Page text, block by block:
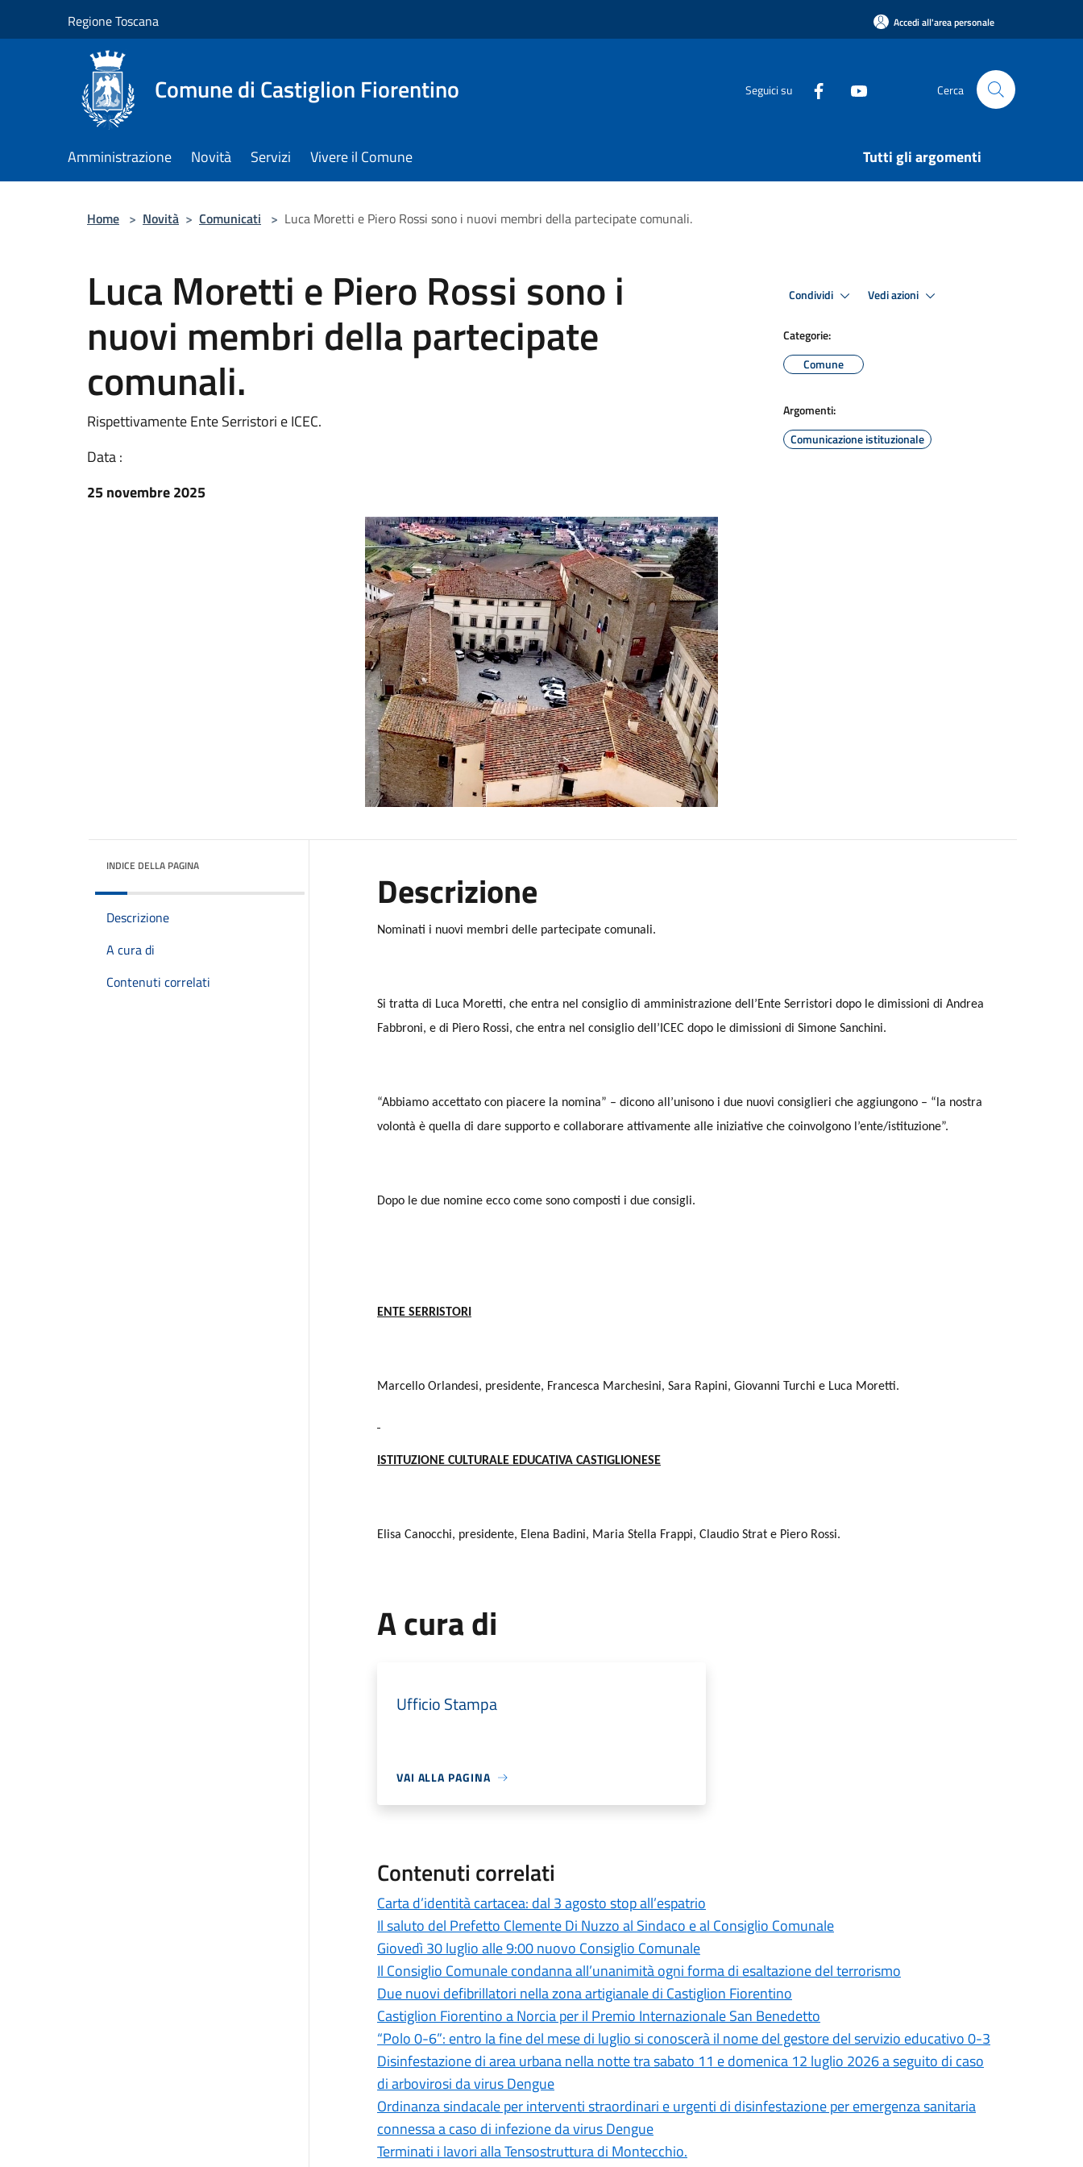
Regione Toscana Accedi all'area personale
Comune di Castiglion Fiorentino Seguici su Cerca
Amministrazione Novità Servizi Vivere il Comune Tutti gli argomenti
Home > Novità > Comunicati > Luca Moretti e Piero Rossi sono i nuovi membri della partecipate comunali.
Luca Moretti e Piero Rossi sono i
nuovi membri della partecipate
comunali.
Rispettivamente Ente Serristori e ICEC.
Data :
25 novembre 2025
Condividi Vedi azioni
Categorie:
Comune
Argomenti:
Comunicazione istituzionale
INDICE DELLA PAGINA
Descrizione
A cura di
Contenuti correlati
Descrizione
Nominati i nuovi membri delle partecipate comunali.
Si tratta di Luca Moretti, che entra nel consiglio di amministrazione dell’Ente Serristori dopo le dimissioni di Andrea
Fabbroni, e di Piero Rossi, che entra nel consiglio dell’ICEC dopo le dimissioni di Simone Sanchini.
“Abbiamo accettato con piacere la nomina” – dicono all’unisono i due nuovi consiglieri che aggiungono – “la nostra
volontà è quella di dare supporto e collaborare attivamente alle iniziative che coinvolgono l’ente/istituzione”.
Dopo le due nomine ecco come sono composti i due consigli.
ENTE SERRISTORI
Marcello Orlandesi, presidente, Francesca Marchesini, Sara Rapini, Giovanni Turchi e Luca Moretti.
ISTITUZIONE CULTURALE EDUCATIVA CASTIGLIONESE
Elisa Canocchi, presidente, Elena Badini, Maria Stella Frappi, Claudio Strat e Piero Rossi.
A cura di
Ufficio Stampa
VAI ALLA PAGINA
Contenuti correlati
Carta d’identità cartacea: dal 3 agosto stop all’espatrio
Il saluto del Prefetto Clemente Di Nuzzo al Sindaco e al Consiglio Comunale
Giovedì 30 luglio alle 9:00 nuovo Consiglio Comunale
Il Consiglio Comunale condanna all’unanimità ogni forma di esaltazione del terrorismo
Due nuovi defibrillatori nella zona artigianale di Castiglion Fiorentino
Castiglion Fiorentino a Norcia per il Premio Internazionale San Benedetto
“Polo 0-6”: entro la fine del mese di luglio si conoscerà il nome del gestore del servizio educativo 0-3
Disinfestazione di area urbana nella notte tra sabato 11 e domenica 12 luglio 2026 a seguito di caso
di arbovirosi da virus Dengue
Ordinanza sindacale per interventi straordinari e urgenti di disinfestazione per emergenza sanitaria
connessa a caso di infezione da virus Dengue
Terminati i lavori alla Tensostruttura di Montecchio.